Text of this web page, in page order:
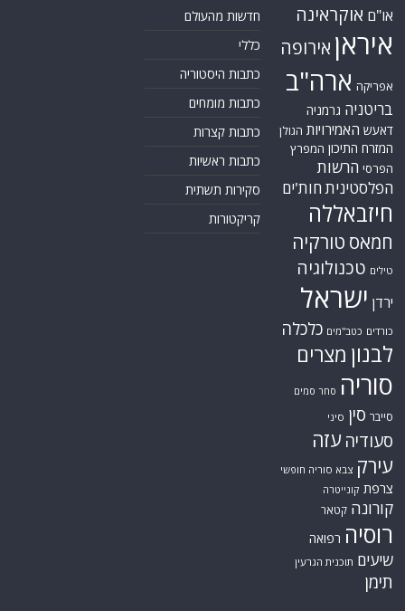
או"ם אוקראינה
איראן אירופה
אפריקה ארה"ב
בריטניה גרמניה
דאעש האמירויות הגולן
המזרח התיכון המפרץ
הפרסי הרשות
הפלסטיניתחות'ים
חיזבאללה
חמאס טורקיה
טילים טכנולוגיה
ירדן ישראל
כורדים כטב"מים כלכלה
לבנון מצרים
סוריה סחר סמים
סייבר סין סיני
סעודיה עזה
עירק צבא סוריה חופשי
צרפת קונייטרה
קורונה קטאר
רוסיה רפואה
שיעים תוכנית הגרעין
תימן
חדשות מהעולם
כללי
כתבות היסטוריה
כתבות מומחים
כתבות קצרות
כתבות ראשיות
סקירות תשתית
קריקטורות